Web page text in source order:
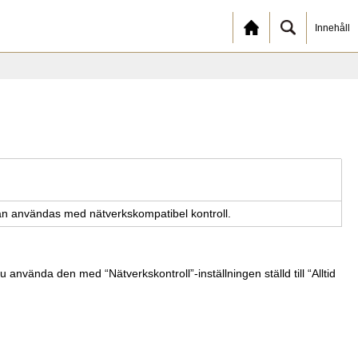
Innehåll
an­vän­das med nät­verks­kom­pa­ti­bel kon­troll.
den med “Nätverkskontroll”-inställningen ställd till “Alltid